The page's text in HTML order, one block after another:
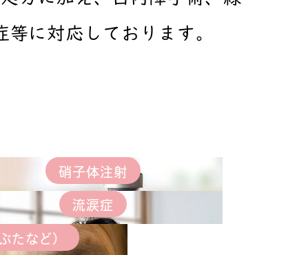
等に対応しております。
硝子体注射
流涙症
たなど）